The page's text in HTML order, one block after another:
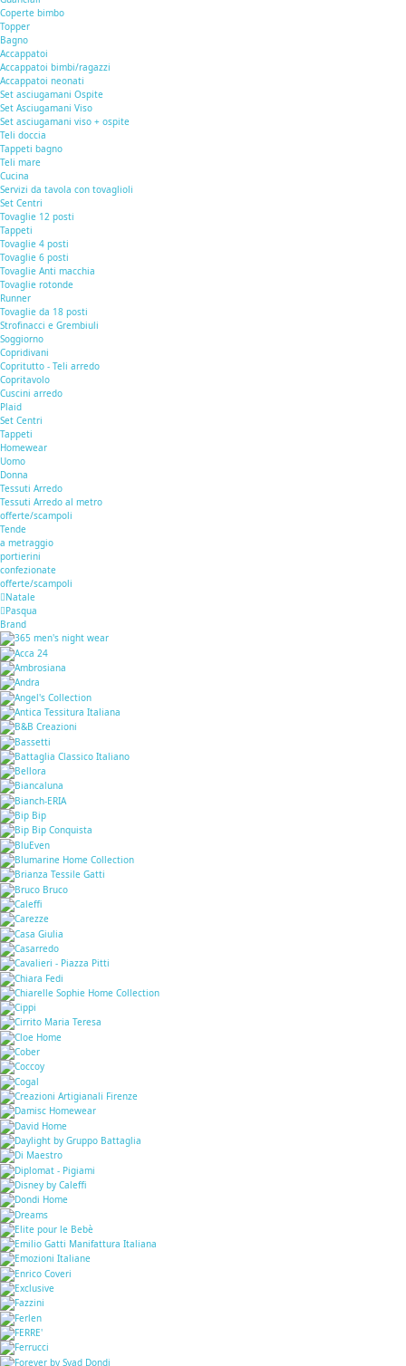
Coperte bimbo
Topper
Bagno
Accappatoi
Accappatoi bimbi/ragazzi
Accappatoi neonati
Set asciugamani Ospite
Set Asciugamani Viso
Set asciugamani viso + ospite
Teli doccia
Tappeti bagno
Teli mare
Cucina
Servizi da tavola con tovaglioli
Set Centri
Tovaglie 12 posti
Tappeti
Tovaglie 4 posti
Tovaglie 6 posti
Tovaglie Anti macchia
Tovaglie rotonde
Runner
Tovaglie da 18 posti
Strofinacci e Grembiuli
Soggiorno
Copridivani
Copritutto - Teli arredo
Copritavolo
Cuscini arredo
Plaid
Set Centri
Tappeti
Homewear
Uomo
Donna
Tessuti Arredo
Tessuti Arredo al metro
offerte/scampoli
Tende
a metraggio
portierini
confezionate
offerte/scampoli
Natale
Pasqua
Brand